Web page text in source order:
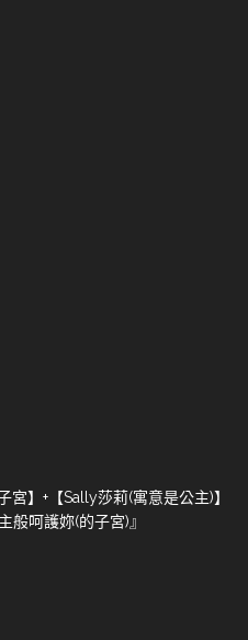
】+【Sally莎莉(寓意是公主)】
般呵護妳(的子宮)』